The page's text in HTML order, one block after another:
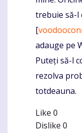
trebuie să-l
[
adauge pe
Puteți să-l
rezolva
totdeauna.
Like 0
Dislike 0